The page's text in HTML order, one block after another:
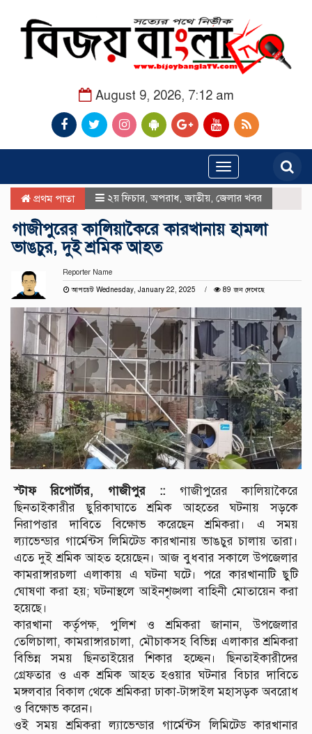
August 9, 2026, 7:12 am
Toggle
navigation
প্রথম পাতা ২য় ফিচার অপরাধ,জাতীয় জেলার খবর
গাজীপুরের কালিয়াকৈরে কারখানায় হামলা
ভাঙচুর, দুই শ্রমিক আহত
Reporter Name
আপডেট Wednesday, January 22, 2025
89 জন দেখেছে
স্টাফ রিপোর্টার, গাজীপুর :: গাজীপুরের কালিয়াকৈরে
ছিনতাইকারীর ছুরিকাঘাতে শ্রমিক আহতের ঘটনায় সড়কে
নিরাপত্তার দাবিতে বিক্ষোভ করেছেন শ্রমিকরা। এ সময়
ল্যাভেন্ডার গার্মেন্টস লিমিটেড কারখানায় ভাঙচুর চালায় তারা।
এতে দুই শ্রমিক আহত হয়েছেন। আজ বুধবার সকালে উপজেলার
কামরাঙ্গারচলা এলাকায় এ ঘটনা ঘটে। পরে কারখানাটি ছুটি
ঘোষণা করা হয়; ঘটনাস্থলে আইনশৃঙ্খলা বাহিনী মোতায়েন করা
হয়েছে।
কারখানা কর্তৃপক্ষ, পুলিশ ও শ্রমিকরা জানান, উপজেলার
তেলিচালা, কামরাঙ্গারচালা, মৌচাকসহ বিভিন্ন এলাকার শ্রমিকরা
বিভিন্ন সময় ছিনতাইয়ের শিকার হচ্ছেন। ছিনতাইকারীদের
গ্রেফতার ও এক শ্রমিক আহত হওয়ার ঘটনার বিচার দাবিতে
মঙ্গলবার বিকাল থেকে শ্রমিকরা ঢাকা-টাঙ্গাইল মহাসড়ক অবরোধ
ও বিক্ষোভ করেন।
ওই সময় শ্রমিকরা ল্যাভেন্ডার গার্মেন্টস লিমিটেড কারখানার